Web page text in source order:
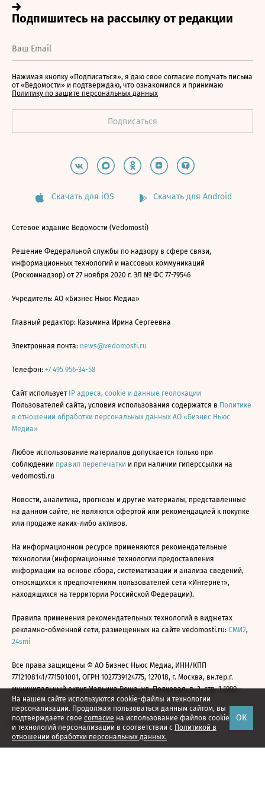
На нашем сайте используются cookie-файлы и технологии
персонализации. Продолжая пользоваться данным сайтом, вы
подтверждаете свое согласие на использование файлов cookie
и технологий персонализации в соответствии с Политикой в
отношении обработки персональных данных.
ОК
Нажимая кнопку «Подписаться», я даю свое согласие получать письма
от «Ведомости» и подтверждаю, что ознакомился и принимаю
Политику по защите персональных данных
Скачать для iOS Скачать для Android
Сетевое издание Ведомости (Vedomosti)
Решение Федеральной службы по надзору в сфере связи,
информационных технологий и массовых коммуникаций
(Роскомнадзор) от 27 ноября 2020 г. ЭЛ № ФС 77-79546
Учредитель: АО «Бизнес Ньюс Медиа»
Главный редактор: Казьмина Ирина Сергеевна
Электронная почта: news@vedomosti.ru
Телефон: +7 495 956-34-58
Сайт использует IP адреса, cookie и данные геолокации
Пользователей сайта, условия использования содержатся в Политике
в отношении обработки персональных данных АО «Бизнес Ньюс
Медиа»
Любое использование материалов допускается только при
соблюдении правил перепечатки и при наличии гиперссылки на
vedomosti.ru
Новости, аналитика, прогнозы и другие материалы, представленные
на данном сайте, не являются офертой или рекомендацией к покупке
или продаже каких-либо активов.
На информационном ресурсе применяются рекомендательные
технологии (информационные технологии предоставления
информации на основе сбора, систематизации и анализа сведений,
относящихся к предпочтениям пользователей сети «Интернет»,
находящихся на территории Российской Федерации).
Правила применения рекомендательных технологий в виджетах
рекламно-обменной сети, размещенных на сайте vedomosti.ru: СМИ2,
24smi
Все права защищены © АО Бизнес Ньюс Медиа, ИНН/КПП
7712108141/771501001, ОГРН 1027739124775, 127018, г. Москва, вн.тер.г.
муниципальный округ Марьина Роща, ул. Полковая, д. 3, стр. 1 1999—
2026